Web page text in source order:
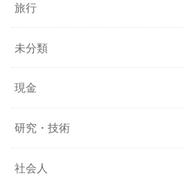
旅行
未分類
現金
研究・技術
社会人